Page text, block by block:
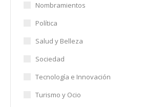
Nombramientos
Política
Salud y Belleza
Sociedad
Tecnología e Innovación
Turismo y Ocio